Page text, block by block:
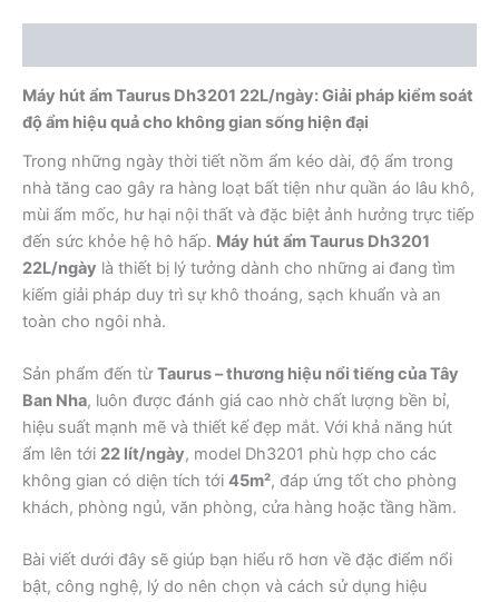
Máy hút ẩm Taurus Dh3201 22L/ngày: Giải pháp kiểm soát
độ ẩm hiệu quả cho không gian sống hiện đại
Trong những ngày thời tiết nồm ẩm kéo dài, độ ẩm trong
nhà tăng cao gây ra hàng loạt bất tiện như quần áo lâu khô,
mùi ẩm mốc, hư hại nội thất và đặc biệt ảnh hưởng trực tiếp
đến sức khỏe hệ hô hấp. Máy hút ẩm Taurus Dh3201
22L/ngày là thiết bị lý tưởng dành cho những ai đang tìm
kiếm giải pháp duy trì sự khô thoáng, sạch khuẩn và an
toàn cho ngôi nhà.
Sản phẩm đến từTaurus – thương hiệu nổi tiếng của Tây
Ban Nha, luôn được đánh giá cao nhờ chất lượng bền bỉ,
hiệu suất mạnh mẽ và thiết kế đẹp mắt. Với khả năng hút
ẩm lên tới 22 lít/ngày, model Dh3201 phù hợp cho các
không gian có diện tích tới 45m², đáp ứng tốt cho phòng
khách, phòng ngủ, văn phòng, cửa hàng hoặc tầng hầm.
Bài viết dưới đây sẽ giúp bạn hiểu rõ hơn về đặc điểm nổi
bật, công nghệ, lý do nên chọn và cách sử dụng hiệu